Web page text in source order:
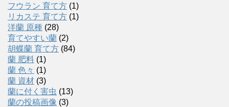
フウラン 育て方 (1)
リカステ 育て方 (1)
洋蘭 原種 (28)
育てやすい蘭 (2)
胡蝶蘭 育て方 (84)
蘭 肥料 (1)
蘭 色々 (1)
蘭 資材 (3)
蘭に付く害虫 (13)
蘭の投稿画像 (3)